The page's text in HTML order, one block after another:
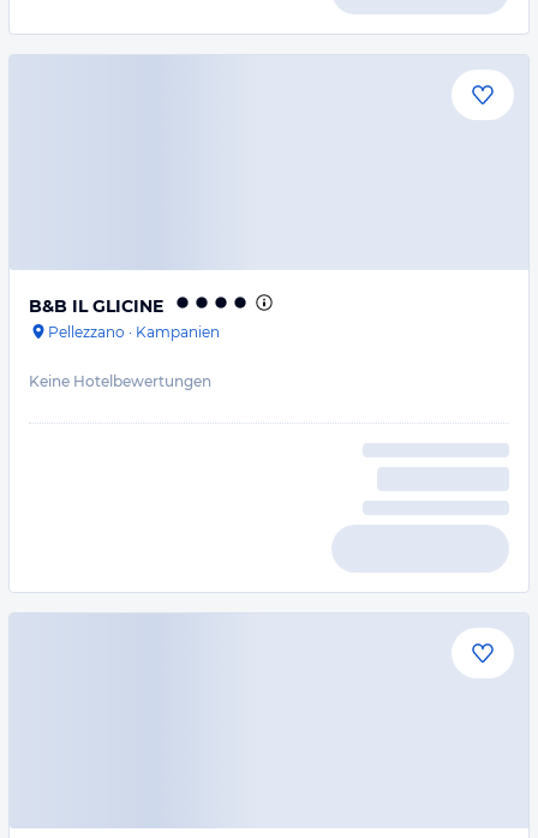
B&B IL GLICINE
Pellezzano · Kampanien
Keine Hotelbewertungen